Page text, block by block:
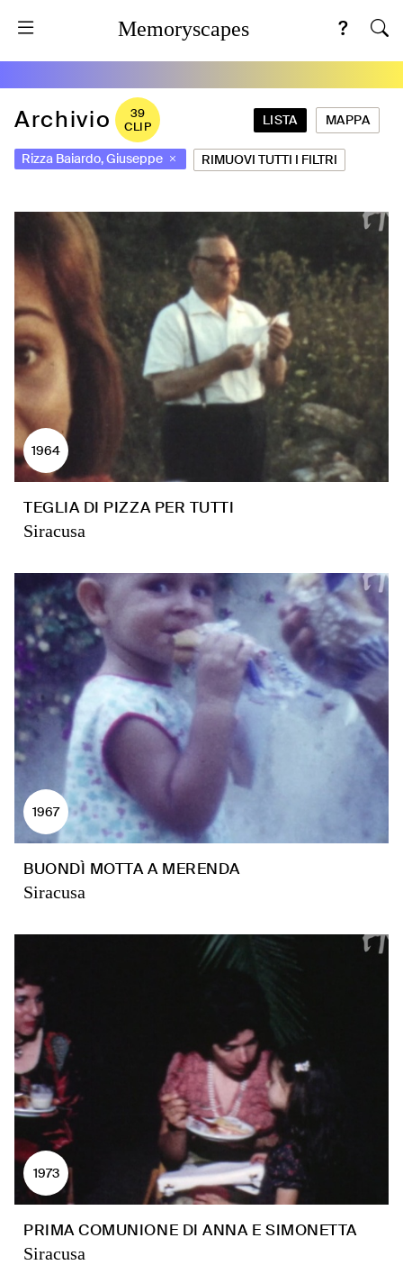
Memoryscapes
Archivio
39
CLIP
LISTA MAPPA
Rizza Baiardo, Giuseppe RIMUOVI TUTTI I FILTRI
1964
TEGLIA DI PIZZA PER TUTTI
Siracusa
1967
BUONDÌ MOTTA A MERENDA
Siracusa
1973
PRIMA COMUNIONE DI ANNA E SIMONETTA
Siracusa